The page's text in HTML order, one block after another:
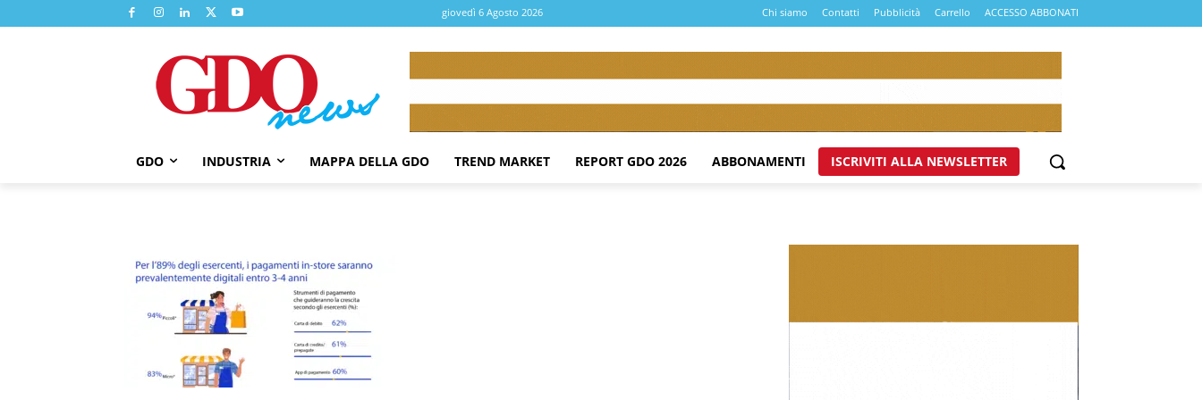
giovedì 6 Agosto 2026 Chi siamo Contatti Pubblicità Carrello ACCESSO ABBONATI
GDO INDUSTRIA MAPPA DELLA GDO TREND MARKET REPORT GDO 2026 ABBONAMENTI ISCRIVITI ALLA NEWSLETTER